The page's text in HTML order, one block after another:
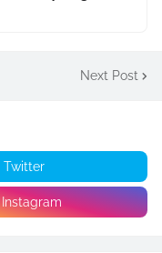
Next Post
Twitter
Instagram